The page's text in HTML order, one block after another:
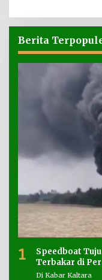
Berita
1
Speedboat
Terbakar di
Di Kabar Kaltara